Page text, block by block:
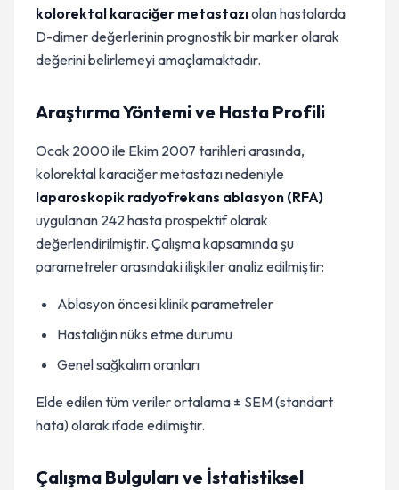
kolorektal karaciğer metastazıolan hastalarda
D-dimer değerlerinin prognostik bir marker olarak
değerini belirlemeyi amaçlamaktadır.
Araştırma Yöntemi ve Hasta Profili
Ocak 2000 ile Ekim 2007 tarihleri arasında,
kolorektal karaciğer metastazı nedeniyle
laparoskopik radyofrekans ablasyon (RFA)
uygulanan 242 hasta prospektif olarak
değerlendirilmiştir. Çalışma kapsamında şu
parametreler arasındaki ilişkiler analiz edilmiştir:
Ablasyon öncesi klinik parametreler
Hastalığın nüks etme durumu
Genel sağkalım oranları
Elde edilen tüm veriler ortalama ± SEM (standart
hata) olarak ifade edilmiştir.
Çalışma Bulguları ve İstatistiksel